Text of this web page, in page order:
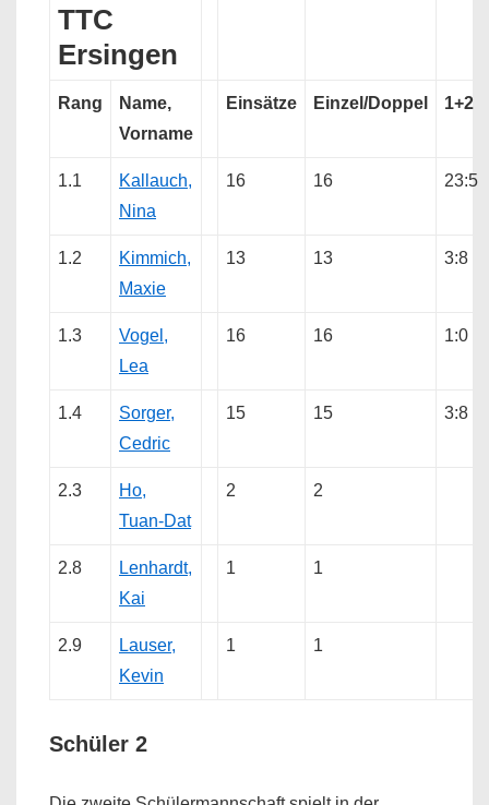
TTC
Ersingen
Rang
Name,
Vorname
Einsätze Einzel/Doppel 1+2
1.1
Kallauch,
Nina
16 16 23:5
1.2
Kimmich,
Maxie
13 13 3:8
1.3
Vogel,
Lea
16 16 1:0
1.4
Sorger,
Cedric
15 15 3:8
2.3
Ho,
Tuan-Dat
2 2
2.8
Lenhardt,
Kai
1 1
2.9
Lauser,
Kevin
1 1
Schüler 2